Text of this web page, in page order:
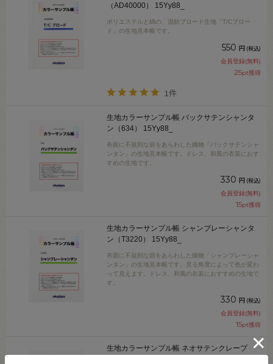
（AD40000） 15Yy88_
ポリエステルと綿の、混紡ブロード生地「T/Cブロー
ド」の生地見本帳です。
550 円 (税込)
会員登録(無料)
25pt獲得
1件
生地カラーサンプル帳 バックサテンシャンタ
ン（634） 15Yy88_
布面に不規則な節をあらわした織物「バックサテンシャ
ンタン」の生地見本帳です。ドレス、和風の衣装におす
すめの生地です。
330 円 (税込)
会員登録(無料)
15pt獲得
生地カラーサンプル帳 シャンブレーシャンタ
ン（T3220） 15Yy88_
布面に不規則な節をあらわした織物「シャンブレーシャ
ンタン」の生地見本帳です。見る角度によって色が変わ
って見えます。ドレス、和風の衣装におすすめの生地で
す。
330 円 (税込)
会員登録(無料)
15pt獲得
生地カラーサンプル帳 ネオサテンクレープ